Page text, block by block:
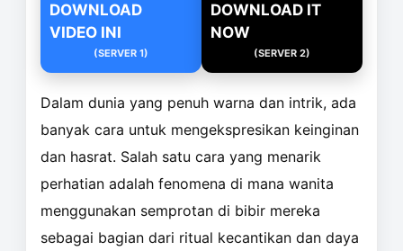
DOWNLOAD
VIDEO INI
(SERVER 1)
DOWNLOAD IT
NOW
(SERVER 2)
Dalam dunia yang penuh warna dan intrik, ada
banyak cara untuk mengekspresikan keinginan
dan hasrat. Salah satu cara yang menarik
perhatian adalah fenomena di mana wanita
menggunakan semprotan di bibir mereka
sebagai bagian dari ritual kecantikan dan daya